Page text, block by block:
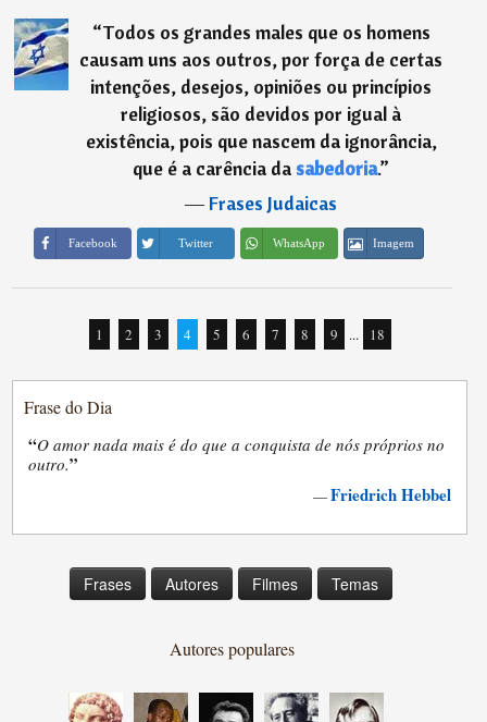
“Todos os grandes males que os homens
causam uns aos outros, por força de certas
intenções, desejos, opiniões ou princípios
religiosos, são devidos por igual à
existência, pois que nascem da ignorância,
que é a carência da sabedoria.”
―Frases Judaicas
Facebook Twitter WhatsApp Imagem
1 2 3 4 5 6 7 8 9 ... 18
Frase do Dia
“O amor nada mais é do que a conquista de nós próprios no
outro.”
—Friedrich Hebbel
Frases Autores Filmes Temas
Autores populares